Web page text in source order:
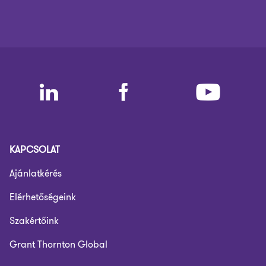
KAPCSOLAT
Ajánlatkérés
Elérhetőségeink
Szakértőink
Grant Thornton Global